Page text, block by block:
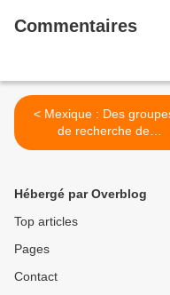
Commentaires
< Mexique : Des groupes
de recherche de
disparus manifestent le
Hébergé par Overblog
Top articles
Pages
Contact